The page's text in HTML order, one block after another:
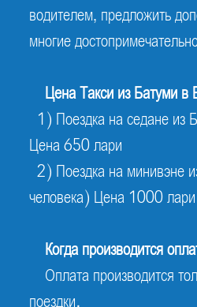
водителем, предложить
многие
Цена Такси из Батуми в
1) Поездка на седане из
Цена 650 лари
2) Поездка на минивэне
человека) Цена 1000 лари
Когда производится
Оплата производится
поездки.